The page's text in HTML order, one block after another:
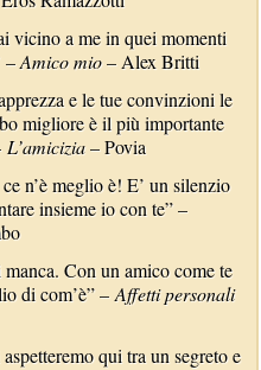
vicino a me in quei momenti
–Amico mio– Alex Britti
e le tue convinzioni le
migliore è il più importante
L’amicizia– Povia
n’è meglio è! E’ un silenzio
insieme io con te” –
Con un amico come te
di com’è” –Affetti personali
qui tra un segreto e